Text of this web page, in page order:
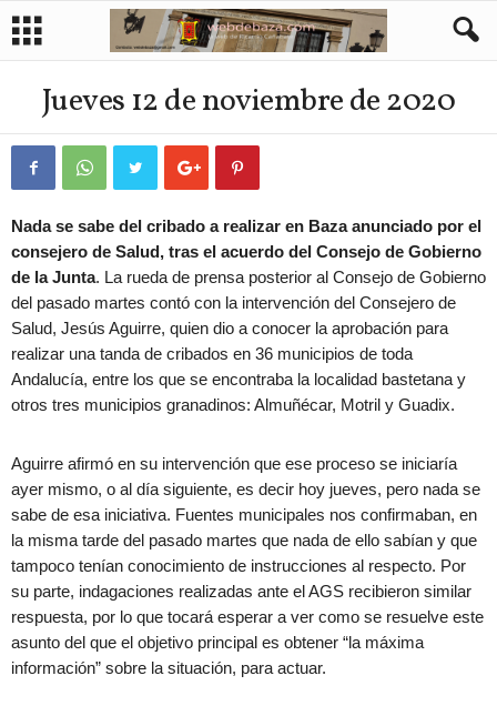
Jueves 12 de noviembre de 2020
Nada se sabe del cribado a realizar en Baza anunciado por el
consejero de Salud, tras el acuerdo del Consejo de Gobierno
de la Junta. La rueda de prensa posterior al Consejo de Gobierno
del pasado martes contó con la intervención del Consejero de
Salud, Jesús Aguirre, quien dio a conocer la aprobación para
realizar una tanda de cribados en 36 municipios de toda
Andalucía, entre los que se encontraba la localidad bastetana y
otros tres municipios granadinos: Almuñécar, Motril y Guadix.
Aguirre afirmó en su intervención que ese proceso se iniciaría
ayer mismo, o al día siguiente, es decir hoy jueves, pero nada se
sabe de esa iniciativa. Fuentes municipales nos confirmaban, en
la misma tarde del pasado martes que nada de ello sabían y que
tampoco tenían conocimiento de instrucciones al respecto. Por
su parte, indagaciones realizadas ante el AGS recibieron similar
respuesta, por lo que tocará esperar a ver como se resuelve este
asunto del que el objetivo principal es obtener “la máxima
información” sobre la situación, para actuar.